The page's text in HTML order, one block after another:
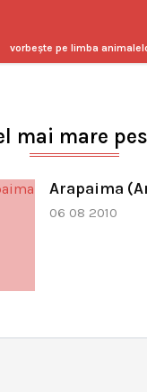
vorbeşte pe limba
mai mare
Arapaima
06 08 2010